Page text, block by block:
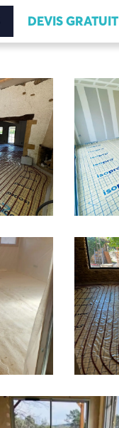
DEVIS GRATUIT